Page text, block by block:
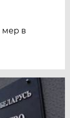
мер в